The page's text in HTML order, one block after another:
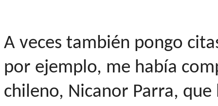
A veces también pongo
por ejemplo, me había
chileno, Nicanor Parra,